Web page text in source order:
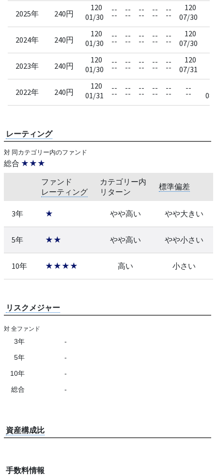
2025年 240円
120
01/30
--
--
--
--
--
--
--
--
--
--
120
07/30
2024年 240円
120
01/30
--
--
--
--
--
--
--
--
--
--
120
07/30
2023年 240円
120
01/30
--
--
--
--
--
--
--
--
--
--
120
07/31
2022年 240円
120
01/31
--
--
--
--
--
--
--
--
--
--
--
--
レーティング
対 同カテゴリー内のファンド
総合 ★★★
ファンド
レーティング
カテゴリー内
リターン
標準偏差
3年 ★ やや高い やや大きい
5年 ★★ やや高い やや小さい
10年 ★★★★ 高い 小さい
リスクメジャー
対 全ファンド
3年 -
5年 -
10年 -
総合 -
資産構成比
手数料情報